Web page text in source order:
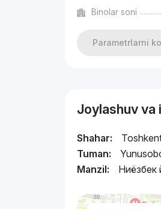
Binolar soni
Parametrlarni
Joylashuv va
Shahar:
Tuman:
Manzil:
Ниёзбек